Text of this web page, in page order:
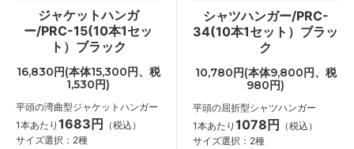
ジャケットハンガ
ー/PRC-15(10本1セッ
ト）ブラック
16,830円(本体15,300円、税
1,530円)
平頭の湾曲型ジャケットハンガー
1本あたり 1683円 （税込）
サイズ選択：2種
シャツハンガー/PRC-
34(10本1セット）ブラッ
ク
10,780円(本体9,800円、税
980円)
平頭の屈折型シャツハンガー
1本あたり 1078円 （税込）
サイズ選択：2種